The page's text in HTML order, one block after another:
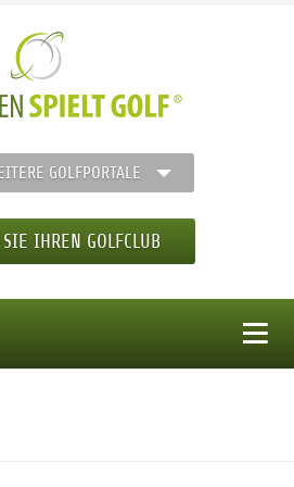
GOLFPORTALE
IHREN GOLFCLUB